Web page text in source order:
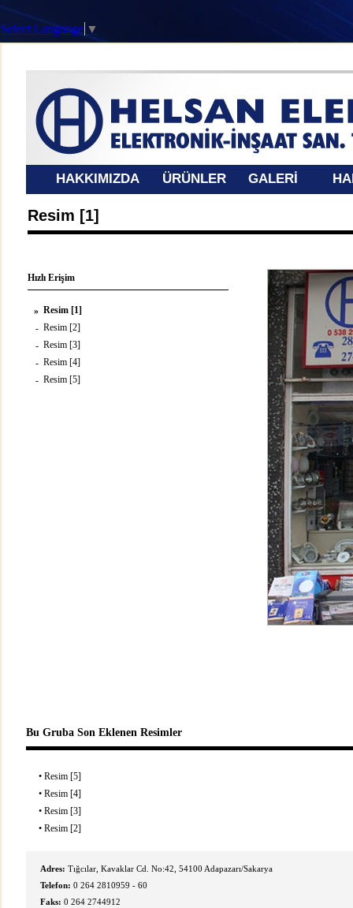
Select Language ▼
HAKKIMIZDA ÜRÜNLER GALERİ
Resim [1]
Hızlı Erişim
» Resim [1]
- Resim [2]
- Resim [3]
- Resim [4]
- Resim [5]
Bu Gruba Son Eklenen Resimler
• Resim [5]
• Resim [4]
• Resim [3]
• Resim [2]
Adres: Tığcılar, Kavaklar Cd. No:42, 54100 Adapazarı/Sakarya
Telefon: 0 264 2810959 - 60
Faks: 0 264 2744912